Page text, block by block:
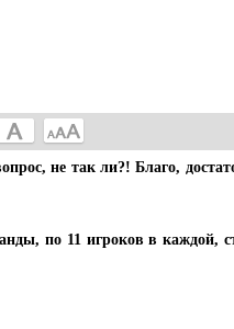
не так ли?! Благо,
по 11 игроков в каждой,